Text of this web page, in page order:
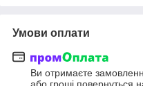
Умови оплати
Ви отримаєте